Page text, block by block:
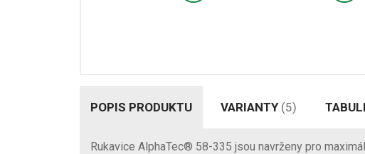
POPIS PRODUKTU VARIANTY (5)
Rukavice AlphaTec® 58-335 jsou navrženy pro